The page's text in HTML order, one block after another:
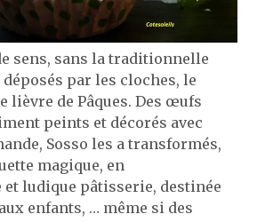
sens, sans la traditionnelle
déposés par les cloches, le
lièvre de Pâques. Des œufs
peints et décorés avec
Sosso les a transformés,
magique, en
ludique pâtisserie, destinée
enfants, … même si des